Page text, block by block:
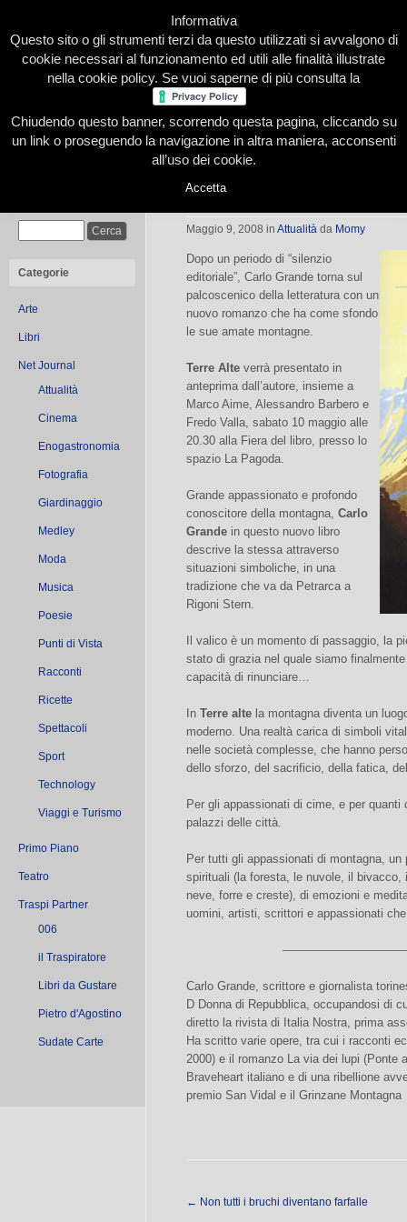
Home Presentazione Redazione Le nostre firme
Categorie
Arte
Libri
Net Journal
Attualità
Cinema
Enogastronomia
Fotografia
Giardinaggio
Medley
Moda
Musica
Poesie
Punti di Vista
Racconti
Ricette
Spettacoli
Sport
Technology
Viaggi e Turismo
Primo Piano
Teatro
Traspi Partner
006
il Traspiratore
Libri da Gustare
Pietro d'Agostino
Sudate Carte
Terre alte
Maggio 9, 2008 in Attualità da Momy
Dopo un periodo di “silenzio
editoriale”, Carlo Grande torna sul
palcoscenico della letteratura con un
nuovo romanzo che ha come sfondo
le sue amate montagne.
Terre Alte verrà presentato in
anteprima dall’autore, insieme a
Marco Aime, Alessandro Barbero e
Fredo Valla, sabato 10 maggio alle
20.30 alla Fiera del libro, presso lo
spazio La Pagoda.
Grande appassionato e profondo
conoscitore della montagna, Carlo
Grande in questo nuovo libro
descrive la stessa attraverso
situazioni simboliche, in una
tradizione che va da Petrarca a
Rigoni Stern.
Il valico è un momento di passaggio, la
stato di grazia nel quale siamo
capacità di rinunciare…
In Terre alte la montagna diventa un
moderno. Una realtà carica di simboli
nelle società complesse, che hanno
dello sforzo, del sacrificio, della fatica,
Per gli appassionati di cime, e per quanti
palazzi delle città.
Per tutti gli appassionati di montagna,
spirituali (la foresta, le nuvole, il bivacco,
neve, forre e creste), di emozioni e
uomini, artisti, scrittori e appassionati
Carlo Grande, scrittore e giornalista
D Donna di Repubblica, occupandosi di
diretto la rivista di Italia Nostra, prima
Ha scritto varie opere, tra cui i racconti
2000) e il romanzo La via dei lupi (Ponte
Braveheart italiano e di una ribellione
premio San Vidal e il Grinzane Montagna
← Non tutti i bruchi diventano farfalle
Informativa
Questo sito o gli strumenti terzi da questo utilizzati si avvalgono di
cookie necessari al funzionamento ed utili alle finalità illustrate
nella cookie policy. Se vuoi saperne di più consulta la
Chiudendo questo banner, scorrendo questa pagina, cliccando su
un link o proseguendo la navigazione in altra maniera, acconsenti
all’uso dei cookie.
Accetta